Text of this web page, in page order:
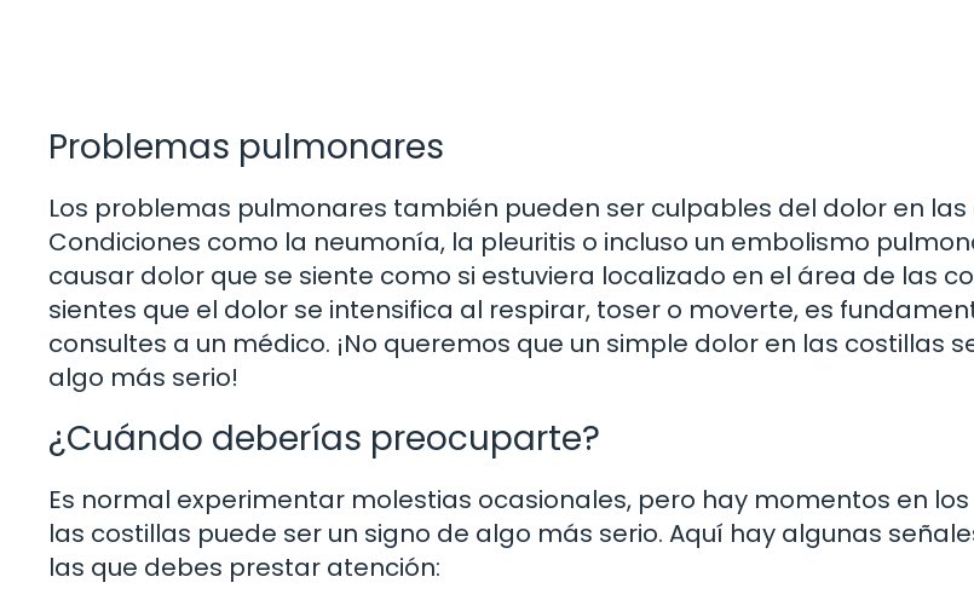
Problemas pulmonares
Los problemas pulmonares también pueden ser culpables del dolor en las
Condiciones como la neumonía, la pleuritis o incluso un embolismo
causar dolor que se siente como si estuviera localizado en el área de las
sientes que el dolor se intensifica al respirar, toser o moverte, es
consultes a un médico. ¡No queremos que un simple dolor en las costillas
algo más serio!
¿Cuándo deberías preocuparte?
Es normal experimentar molestias ocasionales, pero hay momentos en
las costillas puede ser un signo de algo más serio. Aquí hay algunas
las que debes prestar atención: